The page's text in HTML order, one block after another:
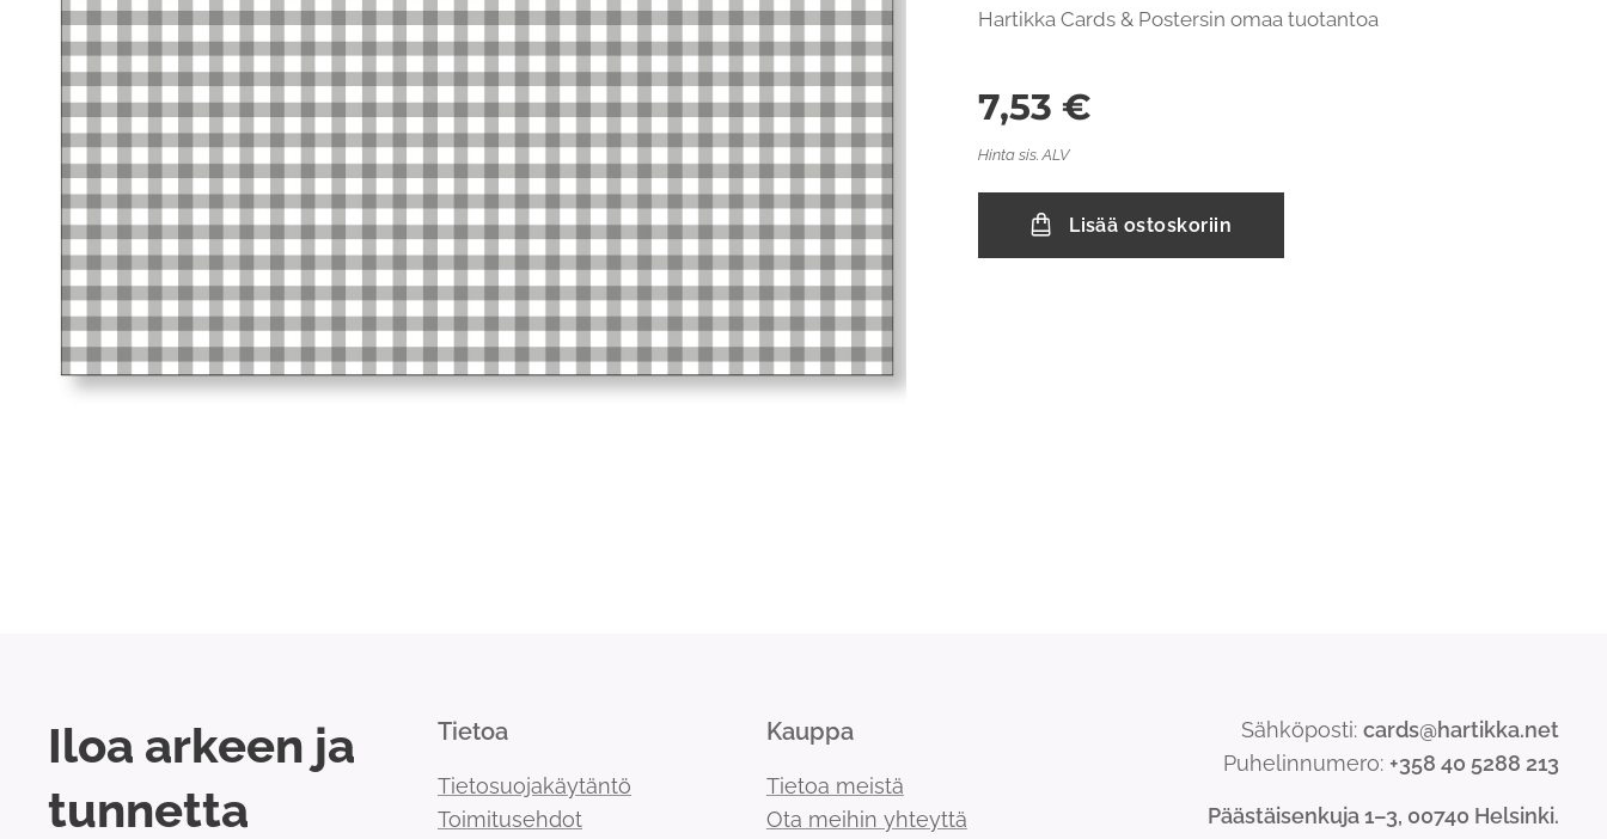
Hartikka Cards & Postersin omaa tuotantoa
7,53 €
Hinta sis. ALV
Lisää ostoskoriin
Iloa arkeen ja
tunnetta
Tietoa
Tietosuojakäytäntö
Toimitusehdot
Kauppa
Tietoa meistä
Ota meihin yhteyttä
Sähköposti: cards@hartikka.net
Puhelinnumero: +358 40 5288 213
Päästäisenkuja 1–3, 00740 Helsinki.